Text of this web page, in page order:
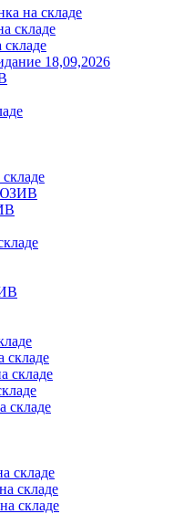
на складе
складе
18,09,2026
складе
складе
складе
складе
складе
складе